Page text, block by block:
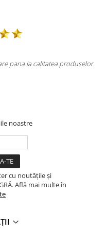
Totul la superlativ!
noastre
cu noutățile și
Află mai multe în